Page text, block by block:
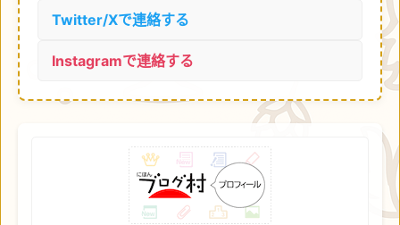
Twitter/Xで連絡する
Instagramで連絡する